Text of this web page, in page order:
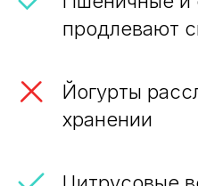
продлевают
Йогурты
хранении